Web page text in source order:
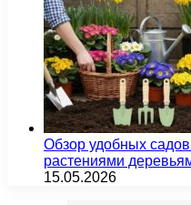
Обзор удобных
растениями
15.05.2026